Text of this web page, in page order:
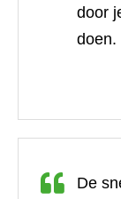
door
doen.
De